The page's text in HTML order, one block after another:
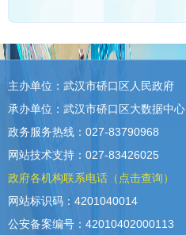
主办单位：武汉市硚口区人民政府
承办单位：武汉市硚口区大数据中心
政务服务热线：027-83790968
网站技术支持：027-83426025
政府各机构联系电话（点击查询）
网站标识码：4201040014
公安备案编号：42010402000113